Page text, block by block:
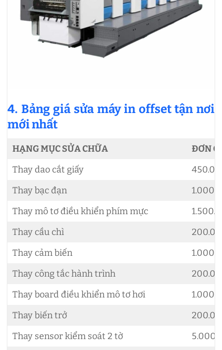
4. Bảng giá sửa máy in offset tận nơi
mới nhất
HẠNG MỤC SỬA CHỮA
ĐƠN
Thay dao cắt giấy
Thay bạc đạn
Thay mô tơ điều khiển phím mực
Thay cầu chì
Thay cảm biến
Thay công tắc hành trình
Thay board điều khiển mô tơ hơi
Thay biến trở
Thay sensor kiểm soát 2 tờ